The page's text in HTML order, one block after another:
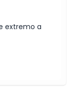
extremo a